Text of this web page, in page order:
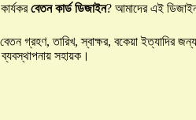
বেতন কার্ড ডিজাইন? আমাদের এই
গ্রহণ, তারিখ, স্বাক্ষর, বকেয়া ইত্যাদির
ব্যবস্থাপনায় সহায়ক।